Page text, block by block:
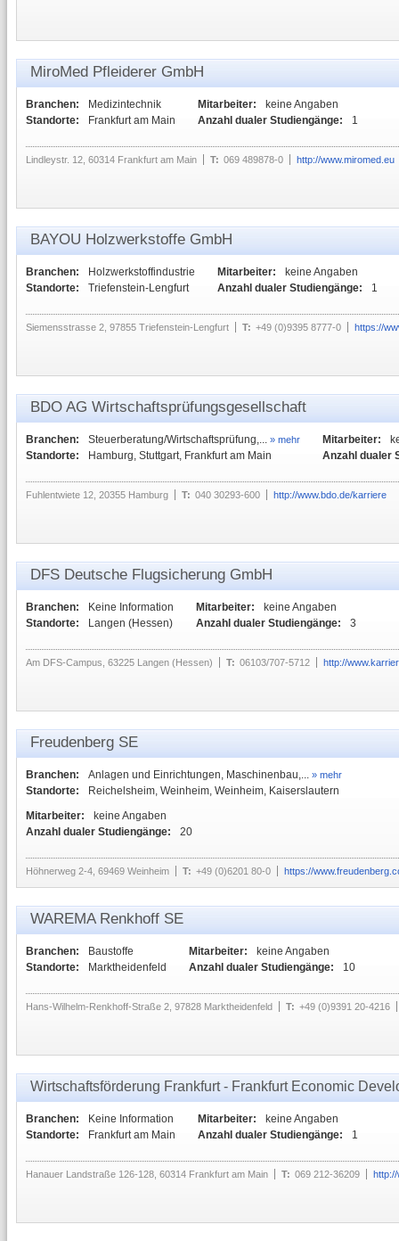
MiroMed Pfleiderer GmbH
Branchen:
Medizintechnik
Standorte:
Frankfurt am Main
Mitarbeiter:
keine Angaben
Anzahl dualer Studiengänge:
1
Lindleystr. 12, 60314 Frankfurt am Main T: 069 489878-0 http://www.miromed.eu
BAYOU Holzwerkstoffe GmbH
Branchen:
Holzwerkstoffindustrie
Standorte:
Triefenstein-Lengfurt
Mitarbeiter:
keine Angaben
Anzahl dualer Studiengänge:
1
Siemensstrasse 2, 97855 Triefenstein-Lengfurt T: +49 (0)9395 8777-0 https://
BDO AG Wirtschaftsprüfungsgesellschaft
Branchen: Steuerberatung/Wirtschaftsprüfung,... » mehr
Standorte: Hamburg, Stuttgart, Frankfurt am Main
Mitarbeiter:
Anzahl dualer
Fuhlentwiete 12, 20355 Hamburg T: 040 30293-600 http://www.bdo.de/karriere
DFS Deutsche Flugsicherung GmbH
Branchen:
Keine Information
Standorte:
Langen (Hessen)
Mitarbeiter:
keine Angaben
Anzahl dualer Studiengänge:
3
Am DFS-Campus, 63225 Langen (Hessen) T: 06103/707-5712 http://
Freudenberg SE
Branchen: Anlagen und Einrichtungen, Maschinenbau,... » mehr
Standorte:
Reichelsheim, Weinheim, Weinheim, Kaiserslautern
Mitarbeiter:
keine Angaben
Anzahl dualer Studiengänge:
20
Höhnerweg 2-4, 69469 Weinheim T: +49 (0)6201 80-0 https://
WAREMA Renkhoff SE
Branchen:
Baustoffe
Standorte:
Marktheidenfeld
Mitarbeiter:
keine Angaben
Anzahl dualer Studiengänge:
10
Hans-Wilhelm-Renkhoff-Straße 2, 97828 Marktheidenfeld T: +49 (0)9391 20-4216
Wirtschaftsförderung Frankfurt - Frankfurt Economic
Branchen:
Keine Information
Standorte:
Frankfurt am Main
Mitarbeiter:
keine Angaben
Anzahl dualer Studiengänge:
1
Hanauer Landstraße 126-128, 60314 Frankfurt am Main T: 069 212-36209